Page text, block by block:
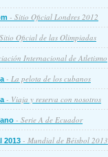
- Sitio Oficial Londres 2012
Oficial de las Olimpiadas
Internacional de Atletismo
- La pelota de los cubanos
- Viaja y reserva con nosotros
- Serie A de Ecuador
2013 - Mundial de Béisbol 2013